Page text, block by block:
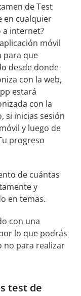
de Test
en cualquier
a internet?
móvil
para que
desde donde
con la web,
estará
con la
si inicias sesión
y luego de
progreso
de cuántas
y
en temas.
con una
lo que podrás
no para realizar
test de